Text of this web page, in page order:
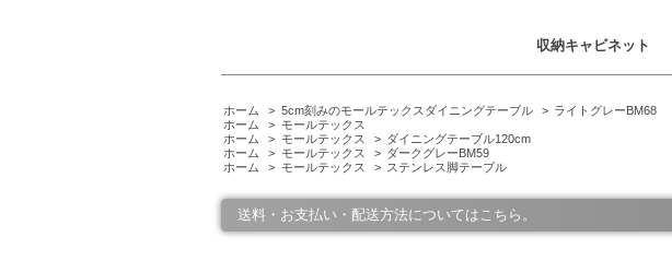
収納キャビネット
ホーム > 5cm刻みのモールテックスダイニングテーブル > ライトグレーBM68
ホーム
> モールテックス
ホーム
> モールテックス > ダイニングテーブル120cm
ホーム
> モールテックス > ダークグレーBM59
ホーム
> モールテックス > ステンレス脚テーブル
送料・お支払い・配送方法についてはこちら。